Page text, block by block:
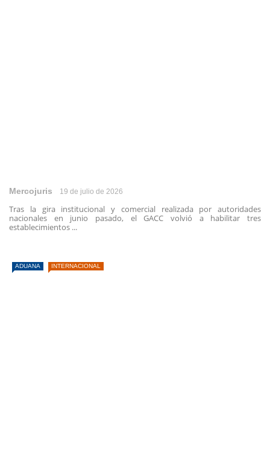
Mercojuris 19 de julio de 2026
Tras la gira institucional y comercial realizada por autoridades
nacionales en junio pasado, el GACC volvió a habilitar tres
establecimientos ...
ADUANA INTERNACIONAL